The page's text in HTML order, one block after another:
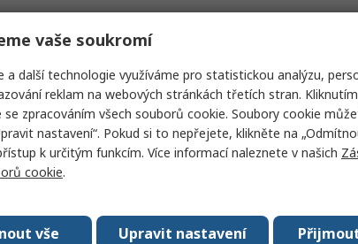
vaše soukromí
a další technologie využíváme pro statistickou analýzu,
reklam na webových stránkách třetích stran.
se zpracováním všech souborů cookie. Soubory cookie
nastavení“. Pokud si to nepřejete, klikněte na
k určitým funkcím. Více informací naleznete v našich
cookie.
Upravit nastavení
vše